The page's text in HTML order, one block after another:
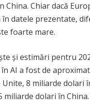
China. Chiar dacă
în datele prezentate,
foarte mare.
și estimări pentru
AI a fost de
8 miliarde dolari
miliarde dolari în